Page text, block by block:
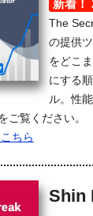
新着！
The
の提供
をどこ
にする
ル。性
ご覧ください。
ちら
Shin